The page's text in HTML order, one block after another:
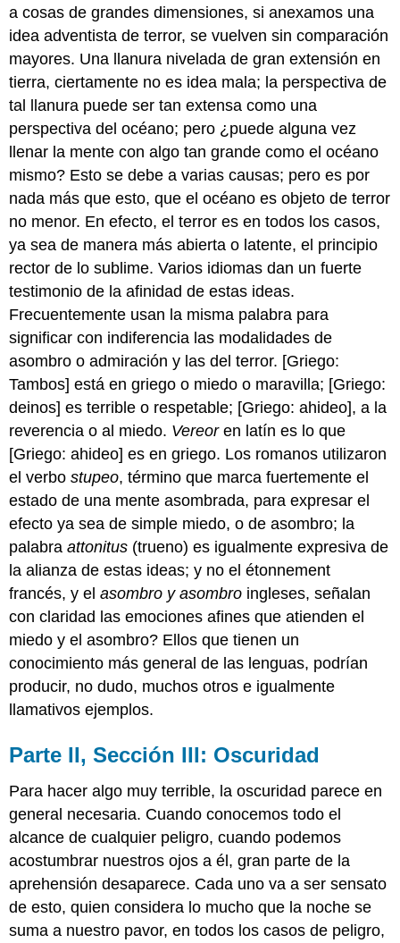
a cosas de grandes dimensiones, si anexamos una
idea adventista de terror, se vuelven sin comparación
mayores. Una llanura nivelada de gran extensión en
tierra, ciertamente no es idea mala; la perspectiva de
tal llanura puede ser tan extensa como una
perspectiva del océano; pero ¿puede alguna vez
llenar la mente con algo tan grande como el océano
mismo? Esto se debe a varias causas; pero es por
nada más que esto, que el océano es objeto de terror
no menor. En efecto, el terror es en todos los casos,
ya sea de manera más abierta o latente, el principio
rector de lo sublime. Varios idiomas dan un fuerte
testimonio de la afinidad de estas ideas.
Frecuentemente usan la misma palabra para
significar con indiferencia las modalidades de
asombro o admiración y las del terror. [Griego:
Tambos] está en griego o miedo o maravilla; [Griego:
deinos] es terrible o respetable; [Griego: ahideo], a la
reverencia o al miedo. Vereoren latín es lo que
[Griego: ahideo] es en griego. Los romanos utilizaron
el verbostupeo, término que marca fuertemente el
estado de una mente asombrada, para expresar el
efecto ya sea de simple miedo, o de asombro; la
palabraattonitus (trueno) es igualmente expresiva de
la alianza de estas ideas; y no el étonnement
francés, y elasombro yasombro ingleses, señalan
con claridad las emociones afines que atienden el
miedo y el asombro? Ellos que tienen un
conocimiento más general de las lenguas, podrían
producir, no dudo, muchos otros e igualmente
llamativos ejemplos.
Parte II, Sección III: Oscuridad
Para hacer algo muy terrible, la oscuridad parece en
general necesaria. Cuando conocemos todo el
alcance de cualquier peligro, cuando podemos
acostumbrar nuestros ojos a él, gran parte de la
aprehensión desaparece. Cada uno va a ser sensato
de esto, quien considera lo mucho que la noche se
suma a nuestro pavor, en todos los casos de peligro,